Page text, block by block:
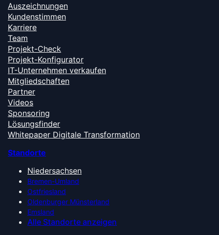
Auszeichnungen
Kundenstimmen
Karriere
Team
Projekt-Check
Projekt-Konfigurator
IT-Unternehmen verkaufen
Mitgliedschaften
Partner
Videos
Sponsoring
Lösungsfinder
Whitepaper Digitale Transformation
Standorte
Niedersachsen
Bremen-Umland
Ostfriesland
Oldenburger Münsterland
Emsland
Alle Standorte anzeigen